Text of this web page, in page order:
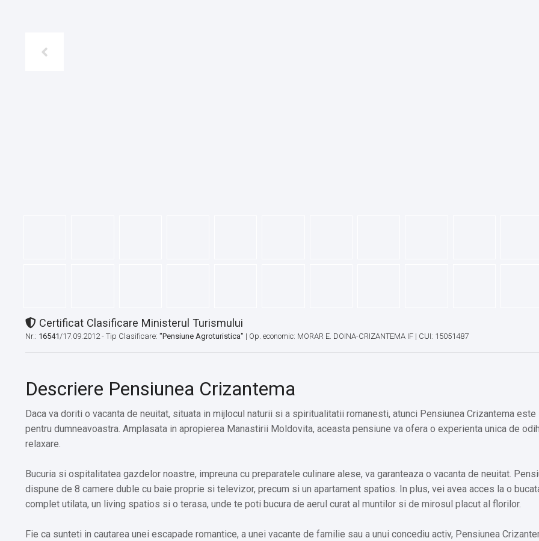
Certificat Clasificare Ministerul Turismului
Nr.: 16541/17.09.2012 - Tip Clasificare: "Pensiune Agroturistica" | Op. economic: MORAR E. DOINA-CRIZANTEMA IF | CUI: 15051487
Descriere Pensiunea Crizantema
Daca va doriti o vacanta de neuitat, situata in mijlocul naturii si a spiritualitatii romanesti, atunci Pensiunea Crizantema este
pentru dumneavoastra. Amplasata in apropierea Manastirii Moldovita, aceasta pensiune va ofera o experienta unica de
relaxare.
Bucuria si ospitalitatea gazdelor noastre, impreuna cu preparatele culinare alese, va garanteaza o vacanta de neuitat.
dispune de 8 camere duble cu baie proprie si televizor, precum si un apartament spatios. In plus, vei avea acces la o
complet utilata, un living spatios si o terasa, unde te poti bucura de aerul curat al muntilor si de mirosul placut al florilor.
Fie ca sunteti in cautarea unei escapade romantice, a unei vacante de familie sau a unui concediu activ, Pensiunea